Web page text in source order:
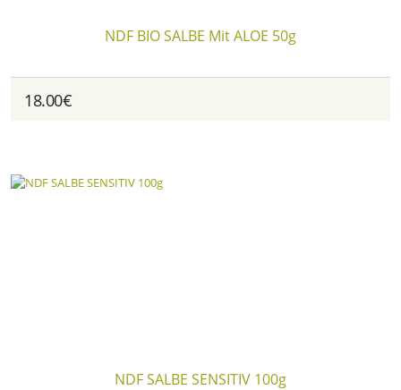
NDF BIO SALBE Mit ALOE 50g
18.00€
NDF SALBE SENSITIV 100g